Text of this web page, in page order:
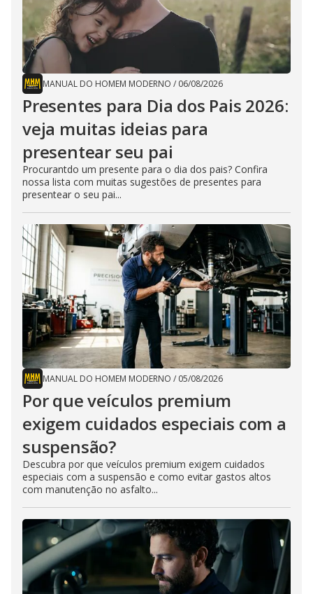
MANUAL DO HOMEM MODERNO / 06/08/2026
Presentes para Dia dos Pais 2026:
veja muitas ideias para
presentear seu pai
Procurantdo um presente para o dia dos pais? Confira
nossa lista com muitas sugestões de presentes para
presentear o seu pai...
MANUAL DO HOMEM MODERNO / 05/08/2026
Por que veículos premium
exigem cuidados especiais com a
suspensão?
Descubra por que veículos premium exigem cuidados
especiais com a suspensão e como evitar gastos altos
com manutenção no asfalto...